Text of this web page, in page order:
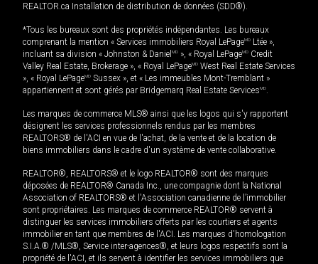
REALTOR.ca Installation de distribution de données (SDD®).
*Tous les bureaux sont des propriétés indépendantes. Les bureaux
comprenant la mention « Services immobiliers Royal LePageMD Ltée »,
incluant sa division « Johnston & Daniel MD », « Royal LePageMD Credit
Valley Real Estate, Brokerage », « Royal LePageMD West Real Estate Services
», « Royal LePageMD Sussex », et « Les immeubles Mont-Tremblant »
appartiennent et sont gérés par Bridgemarq Real Estate ServicesMD
Les marques de commerce MLS® ainsi que les logos qui s'y rapportent
désignent les services professionnels rendus par les membres
REALTORS® de l'ACI en vue de l'achat, de la vente et de la location de
biens immobiliers dans le cadre d'un système de vente collaborative.
REALTOR®, REALTORS® et le logo REALTOR® sont des marques
déposées de REALTOR® Canada Inc., une compagnie dont la National
Association of REALTORS® et l'Association canadienne de l’immobilier
sont propriétaires. Les marques de commerce REALTOR® servent à
distinguer les services immobiliers offerts par les courtiers et agents
immobilier en tant que membres de l'ACI. Les marques d'homologation
S.I.A.® /MLS®, Service inter-agences®, et leurs logos respectifs sont la
propriété de l'ACI, et ils servent à identifier les services immobiliers que